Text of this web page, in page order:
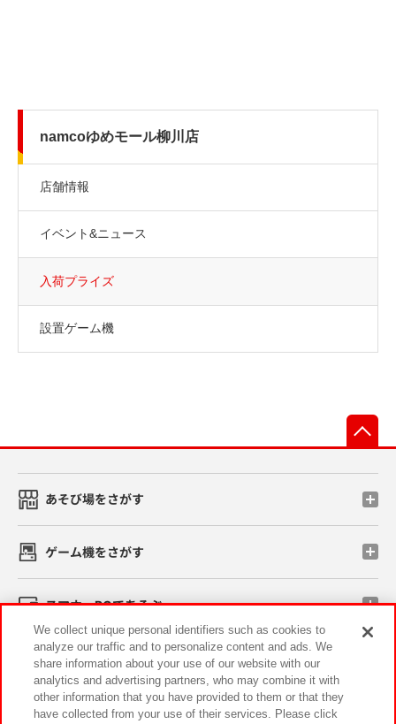
namcoゆめモール柳川店
店舗情報
イベント&ニュース
入荷プライズ
設置ゲーム機
あそび場をさがす
ゲーム機をさがす
スマホ・PCであそぶ
イベント・キャンペーン
We collect unique personal identifiers such as cookies to
analyze our traffic and to personalize content and ads. We
share information about your use of our website with our
analytics and advertising partners, who may combine it with
other information that you have provided to them or that they
have collected from your use of their services. Please click